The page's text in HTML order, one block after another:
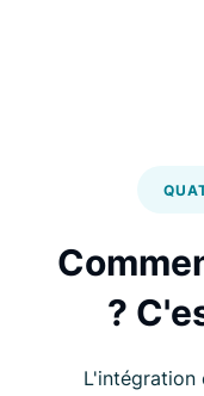
?
L'intégration